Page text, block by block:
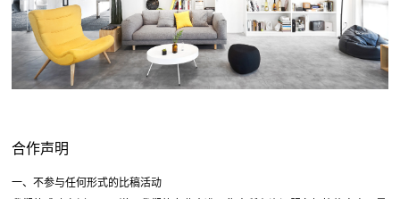
合作声明
一、不参与任何形式的比稿活动